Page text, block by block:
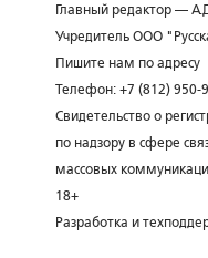
Главный редактор —
Учредитель ООО
Пишите нам по адресу
Телефон: +7 (812) 950-
Свидетельство о
по надзору в сфере
массовых
18+
Разработка и